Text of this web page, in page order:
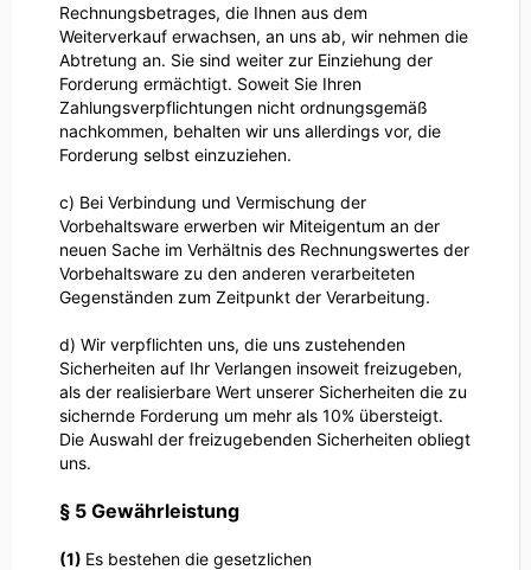
Rechnungsbetrages, die Ihnen aus dem
Weiterverkauf erwachsen, an uns ab, wir nehmen die
Abtretung an. Sie sind weiter zur Einziehung der
Forderung ermächtigt. Soweit Sie Ihren
Zahlungsverpflichtungen nicht ordnungsgemäß
nachkommen, behalten wir uns allerdings vor, die
Forderung selbst einzuziehen.
c) Bei Verbindung und Vermischung der
Vorbehaltsware erwerben wir Miteigentum an der
neuen Sache im Verhältnis des Rechnungswertes der
Vorbehaltsware zu den anderen verarbeiteten
Gegenständen zum Zeitpunkt der Verarbeitung.
d) Wir verpflichten uns, die uns zustehenden
Sicherheiten auf Ihr Verlangen insoweit freizugeben,
als der realisierbare Wert unserer Sicherheiten die zu
sichernde Forderung um mehr als 10% übersteigt.
Die Auswahl der freizugebenden Sicherheiten obliegt
uns.
§ 5 Gewährleistung
(1) Es bestehen die gesetzlichen